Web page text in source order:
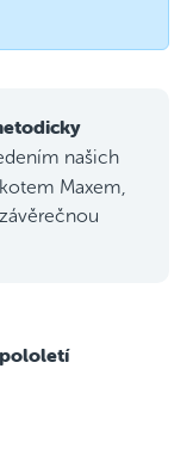
našich
Maxem,